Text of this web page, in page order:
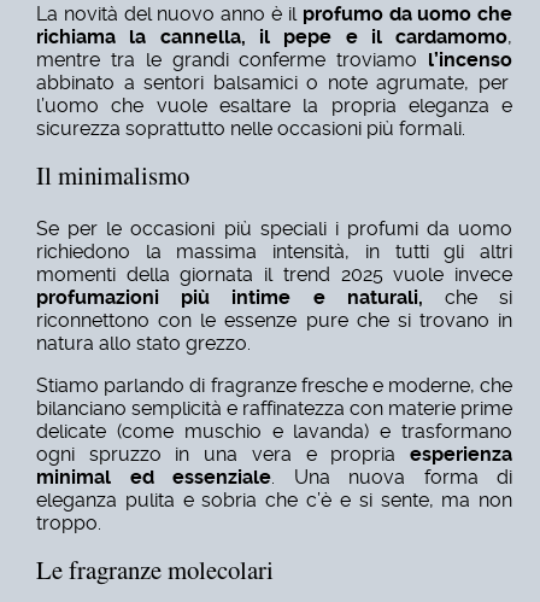
La novità del nuovo anno è il profumo da uomo che
richiama la cannella, il pepe e il cardamomo,
mentre tra le grandi conferme troviamo l’incenso
abbinato a sentori balsamici o note agrumate, per
l’uomo che vuole esaltare la propria eleganza e
sicurezza soprattutto nelle occasioni più formali.
Il minimalismo
Se per le occasioni più speciali i profumi da uomo
richiedono la massima intensità, in tutti gli altri
momenti della giornata il trend 2025 vuole invece
profumazioni più intime e naturali,che si
riconnettono con le essenze pure che si trovano in
natura allo stato grezzo.
Stiamo parlando di fragranze fresche e moderne, che
bilanciano semplicità e raffinatezza con materie prime
delicate (come muschio e lavanda) e trasformano
ogni spruzzo in una vera e propriaesperienza
minimal ed essenziale . Una nuova forma di
eleganza pulita e sobria che c’è e si sente, ma non
troppo.
Le fragranze molecolari